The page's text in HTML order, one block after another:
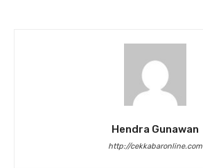
Hendra Gunawan
http://cekkabaronline.com